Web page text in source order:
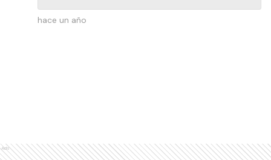
hace un año
Ads